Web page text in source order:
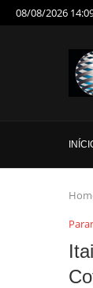
08/08/2026